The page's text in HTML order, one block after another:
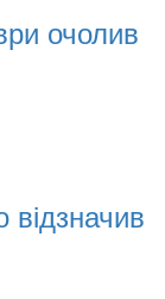
очолив